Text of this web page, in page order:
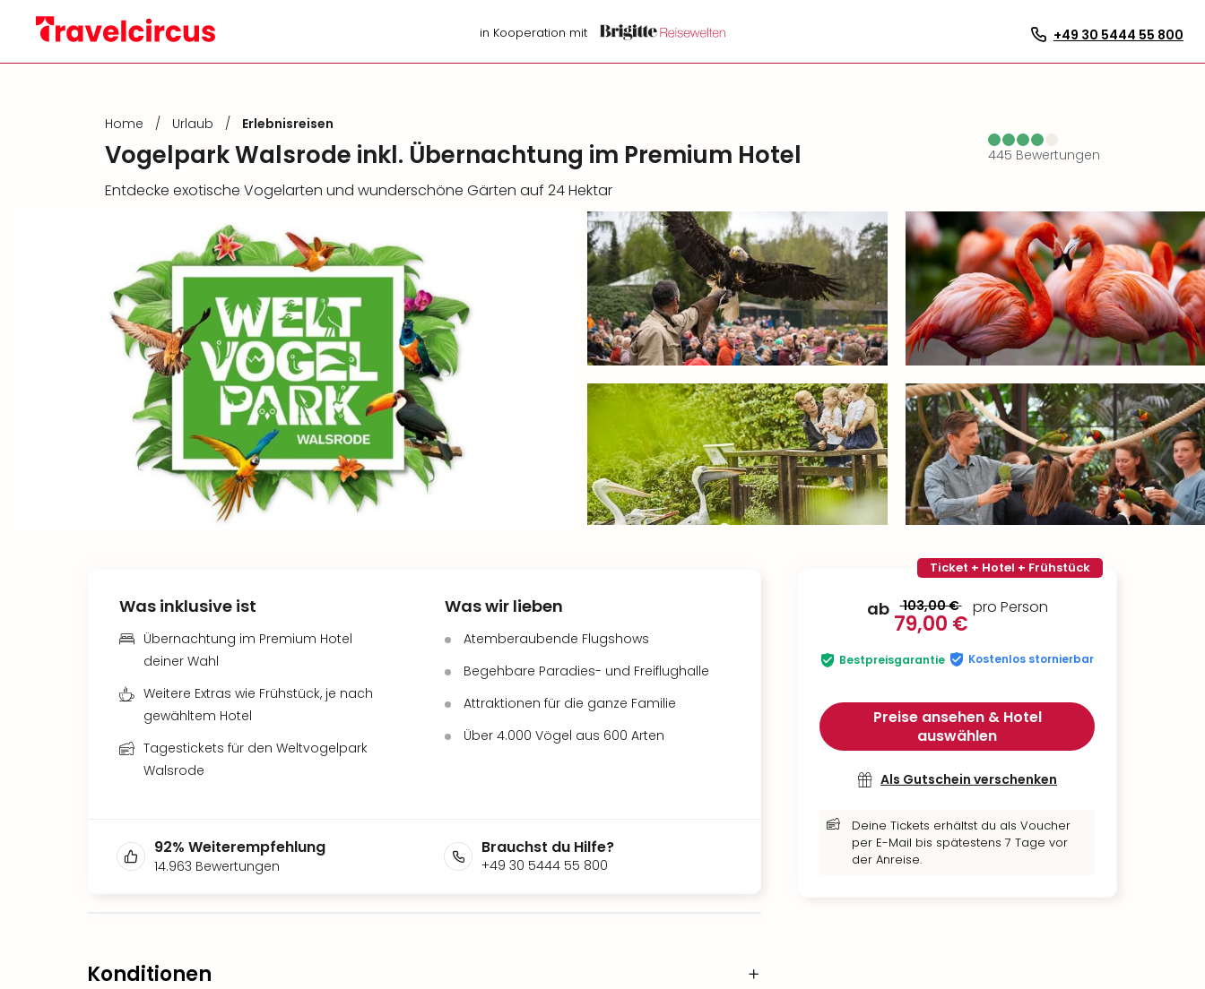
in Kooperation mit +49 30 5444 55 800
Home / Urlaub / Erlebnisreisen
Vogelpark Walsrode inkl. Übernachtung im Premium Hotel 445 Bewertungen
Entdecke exotische Vogelarten und wunderschöne Gärten auf 24 Hektar
Ticket + Hotel + Frühstück
ab 103,00 €
79,00 €
pro Person
Bestpreisgarantie Kostenlos stornierbar
Preise ansehen & Hotel
auswählen
Als Gutschein verschenken
Deine Tickets erhältst du als Voucher
per E-Mail bis spätestens 7 Tage vor
der Anreise.
Was inklusive ist
Übernachtung im Premium Hotel
deiner Wahl
Weitere Extras wie Frühstück, je nach
gewähltem Hotel
Tagestickets für den Weltvogelpark
Walsrode
Was wir lieben
Atemberaubende Flugshows
Begehbare Paradies- und Freiflughalle
Attraktionen für die ganze Familie
Über 4.000 Vögel aus 600 Arten
92% Weiterempfehlung
14.963 Bewertungen
Brauchst du Hilfe?
+49 30 5444 55 800
Konditionen